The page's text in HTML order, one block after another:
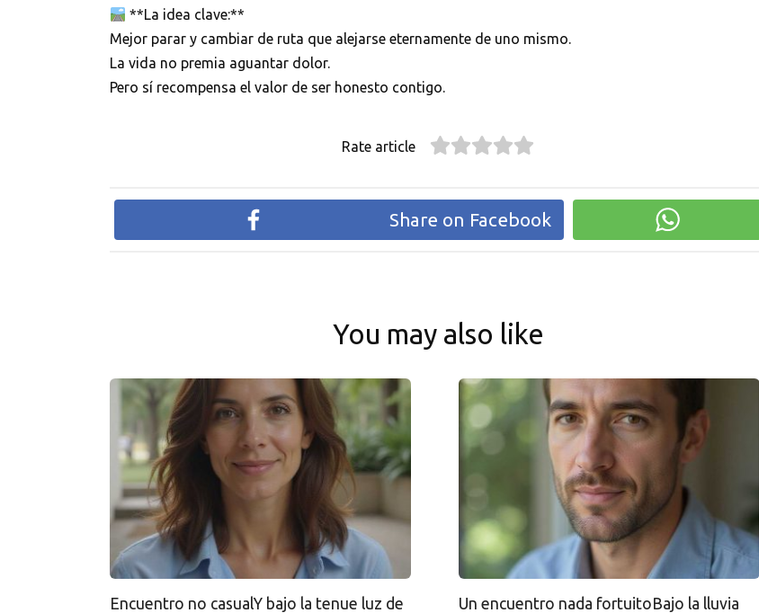
**La idea clave:**
Mejor parar y cambiar de ruta que alejarse eternamente de uno mismo.
La vida no premia aguantar dolor.
Pero sí recompensa el valor de ser honesto contigo.
Rate article
Share on Facebook
You may also like
Encuentro no casualY bajo la tenue luz de
Un encuentro nada fortuitoBajo la lluvia